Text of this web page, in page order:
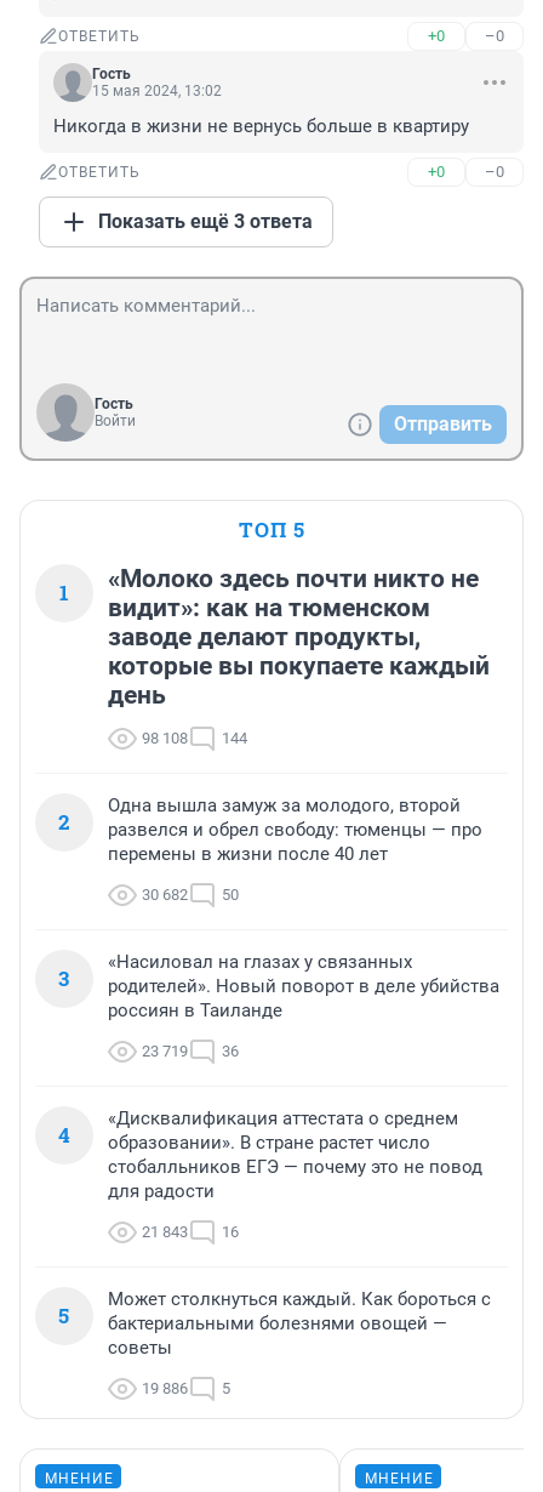
ОТВЕТИТЬ +0 –0
Гость
15 мая 2024, 13:02
Никогда в жизни не вернусь больше в квартиру
ОТВЕТИТЬ +0 –0
Показать ещё 3 ответа
Гость
Войти
Отправить
ТОП 5
1
«Молоко здесь почти никто не
видит»: как на тюменском
заводе делают продукты,
которые вы покупаете каждый
день
98 108 144
2
Одна вышла замуж за молодого, второй
развелся и обрел свободу: тюменцы — про
перемены в жизни после 40 лет
30 682 50
3
«Насиловал на глазах у связанных
родителей». Новый поворот в деле убийства
россиян в Таиланде
23 719 36
4
«Дисквалификация аттестата о среднем
образовании». В стране растет число
стобалльников ЕГЭ — почему это не повод
для радости
21 843 16
5
Может столкнуться каждый. Как бороться с
бактериальными болезнями овощей —
советы
19 886 5
МНЕНИЕ МНЕНИЕ